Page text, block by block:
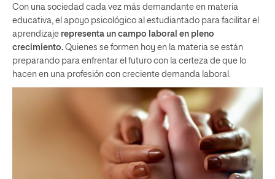
Con una sociedad cada vez más demandante en materia
educativa, el apoyo psicológico al estudiantado para facilitar el
aprendizaje representa un campo laboral en pleno
crecimiento. Quienes se formen hoy en la materia se están
preparando para enfrentar el futuro con la certeza de que lo
hacen en una profesión con creciente demanda laboral.